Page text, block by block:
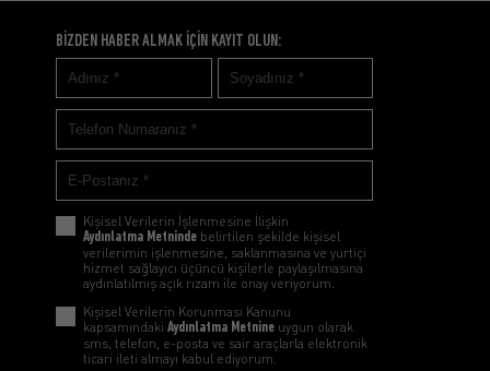
BİZDEN HABER ALMAK İÇİN KAYIT OLUN:
Kişisel Verilerin İşlenmesine İlişkin
Aydınlatma Metninde belirtilen şekilde kişisel
verilerimin işlenmesine, saklanmasına ve yurtiçi
hizmet sağlayıcı üçüncü kişilerle paylaşılmasına
aydınlatılmış açık rızam ile onay veriyorum.
Kişisel Verilerin Korunması Kanunu
kapsamındaki Aydınlatma Metnine uygun olarak
sms, telefon, e-posta ve sair araçlarla elektronik
ticari ileti almayı kabul ediyorum.